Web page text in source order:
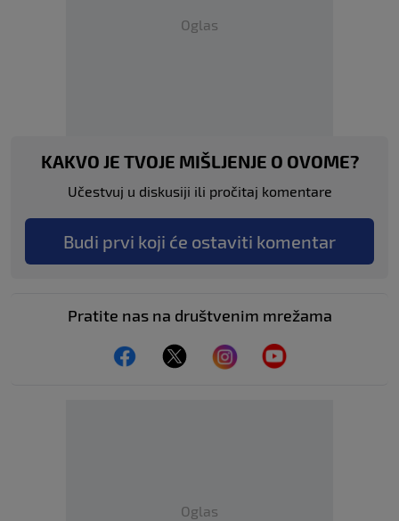
Oglas
KAKVO JE TVOJE MIŠLJENJE O OVOME?
Učestvuj u diskusiji ili pročitaj komentare
Budi prvi koji će ostaviti komentar
Pratite nas na društvenim mrežama
Oglas